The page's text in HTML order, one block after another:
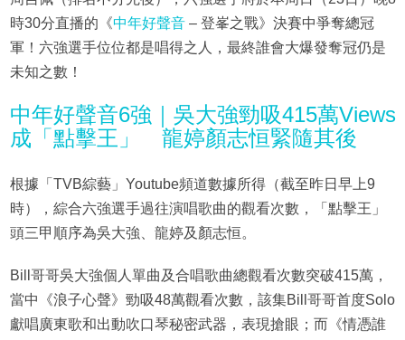
時30分直播的《中年好聲音– 登峯之戰》決賽中爭奪總冠
軍！六強選手位位都是唱得之人，最終誰會大爆發奪冠仍是
未知之數！
中年好聲音6強｜吳大強勁吸415萬Views
成「點擊王」 龍婷顏志恒緊隨其後
根據「TVB綜藝」Youtube頻道數據所得（截至昨日早上9
時），綜合六強選手過往演唱歌曲的觀看次數，「點擊王」
頭三甲順序為吳大強、龍婷及顏志恒。
Bill哥哥吳大強個人單曲及合唱歌曲總觀看次數突破415萬，
當中《浪子心聲》勁吸48萬觀看次數，該集Bill哥哥首度Solo
獻唱廣東歌和出動吹口琴秘密武器，表現搶眼；而《情憑誰